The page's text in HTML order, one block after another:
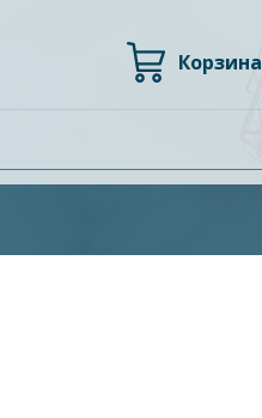
Корзина